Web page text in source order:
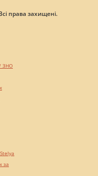
права захищені.
ЗНО
за